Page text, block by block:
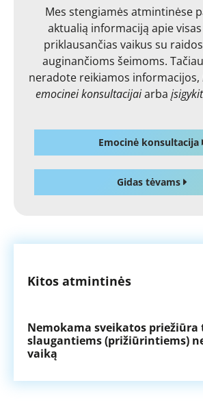
Mes stengiamės atmintinėse
aktualią informaciją apie
priklausančias vaikus su
auginančioms šeimoms.
neradote reikiamos informacijos,
emocinei konsultacijaiarba
Emocinė konsultacija
Gidas tėvams
Kitos atmintinės
Nemokama sveikatos priežiūra
slaugantiems (prižiūrintiems)
vaiką